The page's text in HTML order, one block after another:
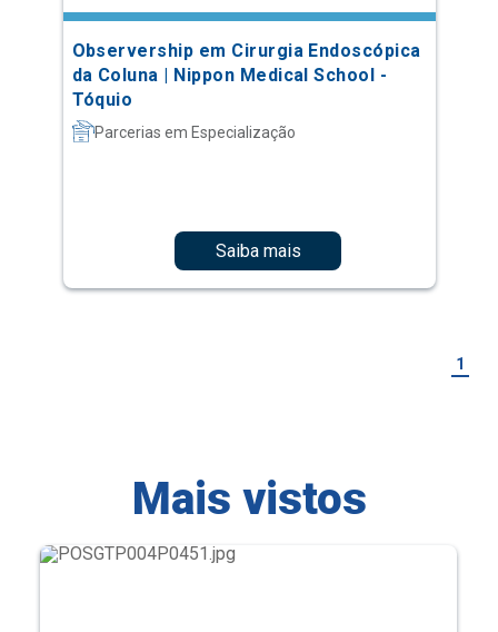
Observership em Cirurgia Endoscópica
da Coluna | Nippon Medical School -
Tóquio
Parcerias em Especialização
Saiba mais
1
Mais vistos